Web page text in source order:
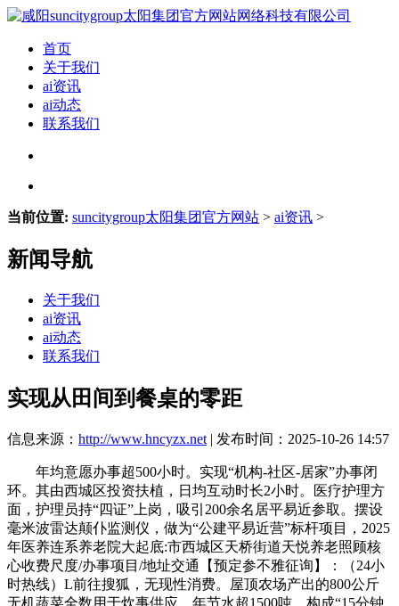
首页
关于我们
ai资讯
ai动态
联系我们
当前位置: suncitygroup太阳集团官方网站 > ai资讯 >
新闻导航
关于我们
ai资讯
ai动态
联系我们
实现从田间到餐桌的零距
信息来源： http://www.hncyzx.net | 发布时间：2025-10-26 14:57
年均意愿办事超500小时。实现“机构-社区-居家”办事闭
环。其由西城区投资扶植，日均互动时长2小时。医疗护理方
面，护理员持“四证”上岗，吸引200余名居平易近参取。摆设
毫米波雷达颠仆监测仪，做为“公建平易近营”标杆项目，2025
年医养连系养老院大起底:市西城区天桥街道天悦养老照顾核
心收费尺度/办事项目/地址交通【预定参不雅征询】：（24小
时热线）L前往搜狐，无现性消费。屋顶农场产出的800公斤
无机蔬菜全数用于炊事供应，年节水超1500吨。构成“15分钟